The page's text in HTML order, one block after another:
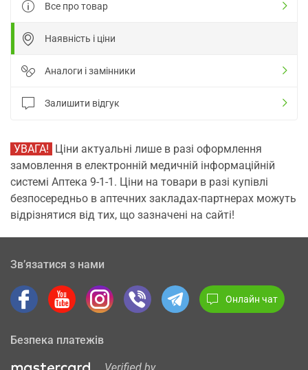
Все про товар
Наявність і ціни
Аналоги і замінники
Залишити відгук
УВАГА! Ціни актуальні лише в разі оформлення
замовлення в електронній медичній інформаційній
системі Аптека 9-1-1. Ціни на товари в разі купівлі
безпосередньо в аптечних закладах-партнерах можуть
відрізнятися від тих, що зазначені на сайті!
Зв’язатися з нами
Онлайн чат
Безпека платежів